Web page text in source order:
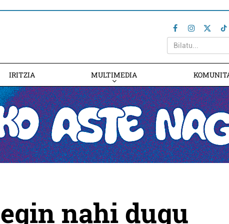
IRITZIA MULTIMEDIA
nahi dugu